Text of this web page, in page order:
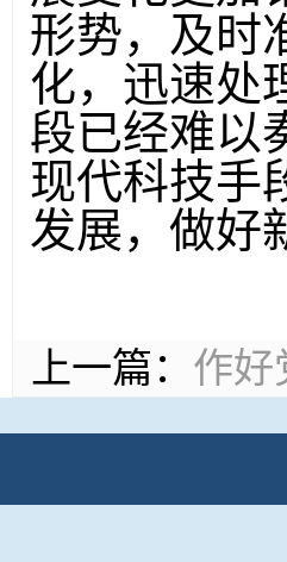
形势，及时
化，迅速处
段已经难以
现代科技手
发展，做好
上一篇： 作好